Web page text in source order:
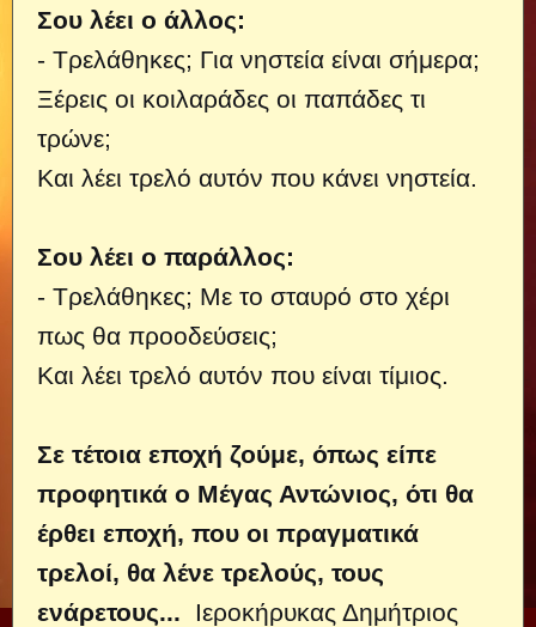
Σου λέει ο άλλος:
- Τρελάθηκες; Για νηστεία είναι σήμερα;
Ξέρεις οι κοιλαράδες οι παπάδες τι
τρώνε;
Και λέει τρελό αυτόν που κάνει νηστεία.
Σου λέει ο παράλλος:
- Τρελάθηκες; Με το σταυρό στο χέρι
πως θα προοδεύσεις;
Και λέει τρελό αυτόν που είναι τίμιος.
Σε τέτοια εποχή ζούμε, όπως είπε
προφητικά ο Μέγας Αντώνιος, ότι θα
έρθει εποχή, που οι πραγματικά
τρελοί, θα λένε τρελούς, τους
ενάρετους...
Ιεροκήρυκας Δημήτριος